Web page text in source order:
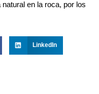
en la roca, por los
LinkedIn